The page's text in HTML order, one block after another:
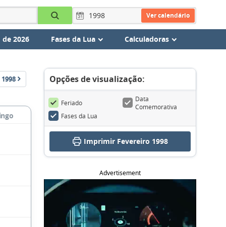
Ver calendário
2026 Fases da Lua Calculadoras
1998 Opções de visualização:
Feriado
Data
Comemorativa
Fases da Lua
Imprimir Fevereiro 1998
Advertisement